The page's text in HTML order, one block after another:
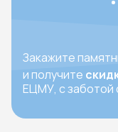
Закажите
и получите
ЕЦМУ, с заботой